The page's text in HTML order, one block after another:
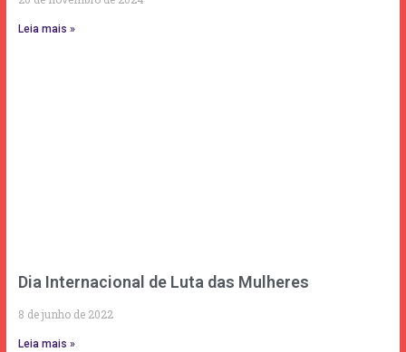
Leia mais »
Dia Internacional de Luta das Mulheres
8 de junho de 2022
Leia mais »